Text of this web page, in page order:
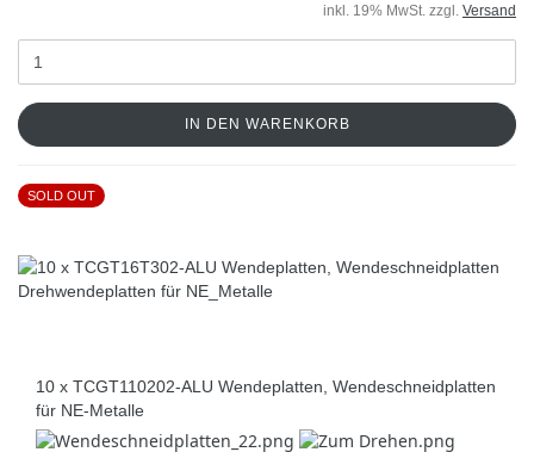
inkl. 19% MwSt. zzgl. Versand
IN DEN WARENKORB
SOLD OUT
10 x TCGT110202-ALU Wendeplatten, Wendeschneidplatten
für NE-Metalle